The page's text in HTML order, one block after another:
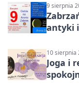
9 sierpnia
antyki
10 sierpnia
Joga i